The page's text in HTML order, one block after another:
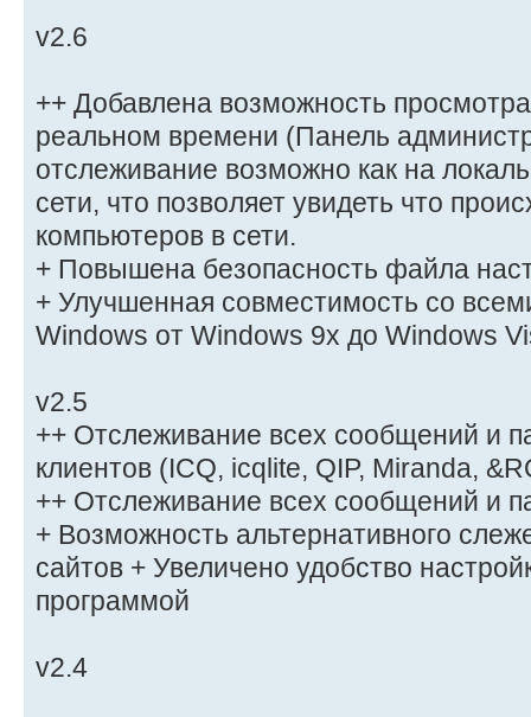
v2.6
++ Добавлена возможность
реальном времени (Панель
отслеживание возможно как на
сети, что позволяет увидеть что
компьютеров в сети.
+ Повышена безопасность файла
+ Улучшенная совместимость со
Windows от Windows 9x до Windows
v2.5
++ Отслеживание всех сообщений и
клиентов (ICQ, icqlite, QIP, Miranda,
++ Отслеживание всех сообщений и
+ Возможность альтернативного
сайтов + Увеличено удобство
программой
v2.4